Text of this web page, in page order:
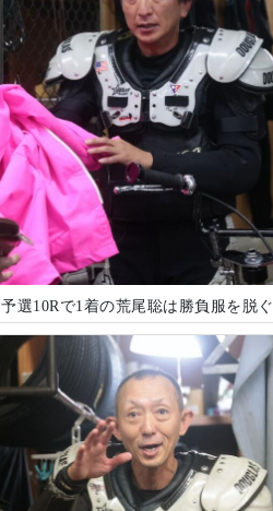
予選10Rで1着の荒尾聡は勝負服を脱ぐ